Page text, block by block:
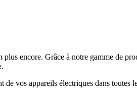
plus encore. Grâce à notre gamme de
vos appareils électriques dans toutes